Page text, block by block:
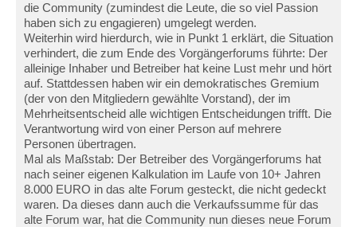
die Community (zumindest die Leute, die so viel Passion
haben sich zu engagieren) umgelegt werden.
Weiterhin wird hierdurch, wie in Punkt 1 erklärt, die Situation
verhindert, die zum Ende des Vorgängerforums führte: Der
alleinige Inhaber und Betreiber hat keine Lust mehr und hört
auf. Stattdessen haben wir ein demokratisches Gremium
(der von den Mitgliedern gewählte Vorstand), der im
Mehrheitsentscheid alle wichtigen Entscheidungen trifft. Die
Verantwortung wird von einer Person auf mehrere
Personen übertragen.
Mal als Maßstab: Der Betreiber des Vorgängerforums hat
nach seiner eigenen Kalkulation im Laufe von 10+ Jahren
8.000 EURO in das alte Forum gesteckt, die nicht gedeckt
waren. Da dieses dann auch die Verkaufssumme für das
alte Forum war, hat die Community nun dieses neue Forum